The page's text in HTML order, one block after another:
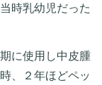
時乳幼児だった
に使用し中皮腫
、２年ほどペッ